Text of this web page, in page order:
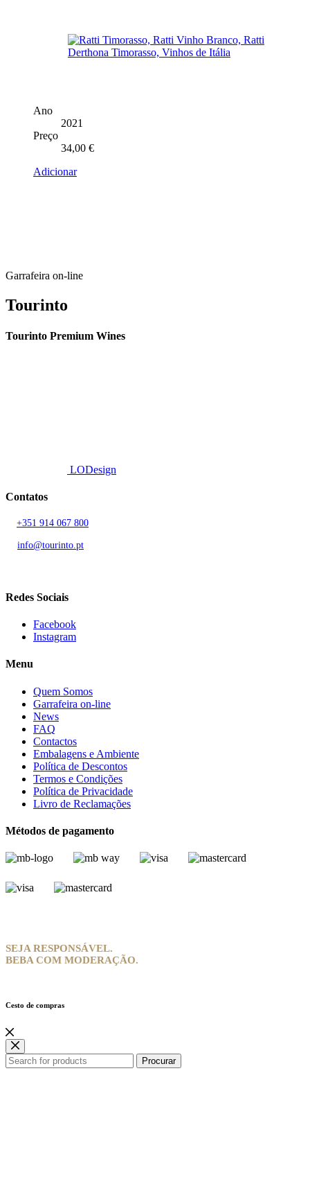
Ano
2021
Preço
34,00 €
Adicionar
Garrafeira on-line
Tourinto
Tourinto Premium Wines
LODesign
Contatos
+351 914 067 800
info@tourinto.pt
Redes Sociais
Facebook
Instagram
Menu
Quem Somos
Garrafeira on-line
News
FAQ
Contactos
Embalagens e Ambiente
Política de Descontos
Termos e Condições
Política de Privacidade
Livro de Reclamações
Métodos de pagamento
SEJA RESPONSÁVEL.
BEBA COM MODERAÇÃO.
Cesto de compras
Procurar